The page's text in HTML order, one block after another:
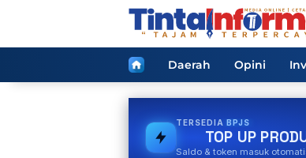
HomeDaerah Opini
TERSEDIA VOUCHER GAME
TOP UP
Saldo & token masuk